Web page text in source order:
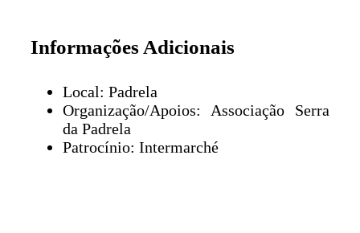
Informações Adicionais
Local: Padrela
Organização/Apoios: Associação Serra
da Padrela
Patrocínio: Intermarché